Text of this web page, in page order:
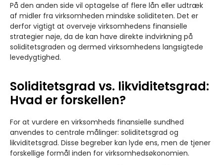
På den anden side vil optagelse af flere lån eller udtræk
af midler fra virksomheden mindske soliditeten. Det er
derfor vigtigt at overveje virksomhedens finansielle
strategier nøje, da de kan have direkte indvirkning på
soliditetsgraden og dermed virksomhedens langsigtede
levedygtighed.
Soliditetsgrad vs. likviditetsgrad:
Hvad er forskellen?
For at vurdere en virksomheds finansielle sundhed
anvendes to centrale målinger: soliditetsgrad og
likviditetsgrad. Disse begreber kan lyde ens, men de tjener
forskellige formål inden for virksomhedsøkonomien.